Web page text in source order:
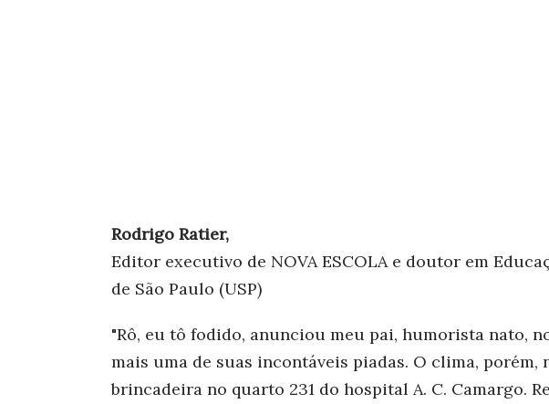
Rodrigo Ratier,
Editor executivo de NOVA ESCOLA e doutor em
de São Paulo (USP)
"Rô, eu tô fodido, anunciou meu pai, humorista nato,
mais uma de suas incontáveis piadas. O clima, porém,
brincadeira no quarto 231 do hospital A. C. Camargo.